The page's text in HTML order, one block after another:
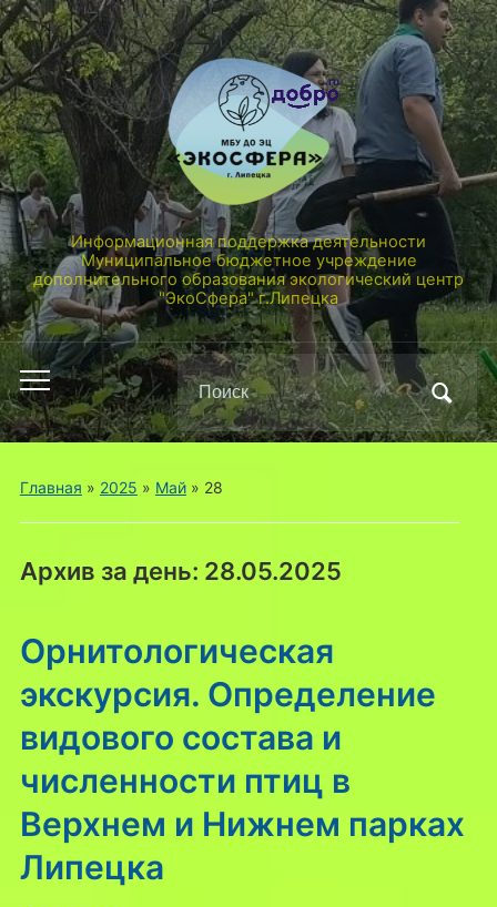
Информационная поддержка деятельности
Муниципальное бюджетное учреждение
дополнительного образования экологический центр
"ЭкоСфера" г.Липецка
Переключить
мобильное
меню
Поиск
по:
Главная » 2025 » Май» 28
Архив за день: 28.05.2025
Орнитологическая
экскурсия. Определение
видового состава и
численности птиц в
Верхнем и Нижнем парках
Липецка